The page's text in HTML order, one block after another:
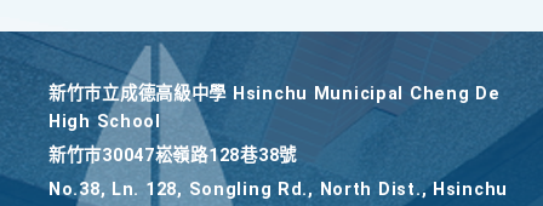
新竹巿立成德高級中學 Hsinchu Municipal Cheng De
High School
新竹巿30047崧嶺路128巷38號
No.38, Ln. 128, Songling Rd., North Dist., Hsinchu